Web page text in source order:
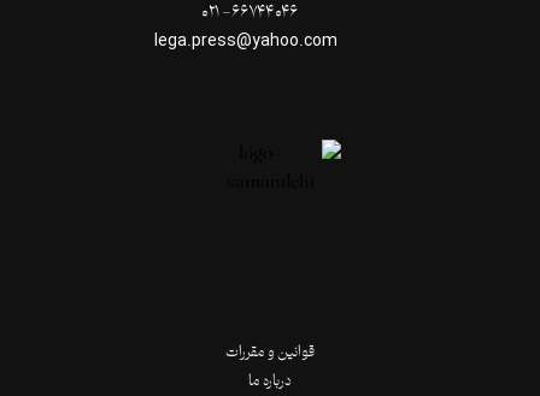
قوانین و مقررات
درباره ما